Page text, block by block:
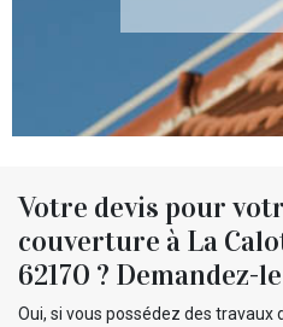
Votre devis pour
couverture à La
62170 ? Demandez-
Oui, si vous possédez des travaux